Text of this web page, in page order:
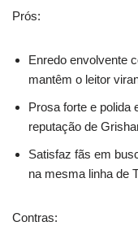
Prós:
Enredo envolvente
mantêm o leitor
Prosa forte e polida
reputação de
Satisfaz fãs em
na mesma linha de
Contras: